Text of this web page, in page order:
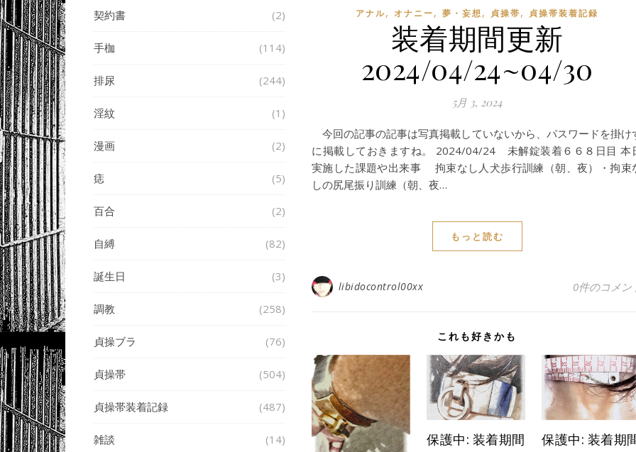
契約書 (2)
手枷 (114)
排尿 (244)
淫紋 (1)
漫画 (2)
痣 (5)
百合 (2)
自縛 (82)
誕生日 (3)
調教 (258)
貞操ブラ (76)
貞操帯 (504)
貞操帯装着記録 (487)
雑談 (14)
アナル, オナニー, 夢・妄想, 貞操帯, 貞操帯装着記録
装着期間更新
2024/04/24~04/30
5月 3, 2024
今回の記事の記事は写真掲載していないから、パスワードを掛け
に掲載しておきますね。 2024/04/24 未解錠装着６６８日目 本
実施した課題や出来事 拘束なし人犬歩行訓練（朝、夜）・拘束
しの尻尾振り訓練（朝、夜…
もっと読む
libidocontrol00xx 0件のコメン
これも好きかも
保護中: 装着期間
保護中: 装着期